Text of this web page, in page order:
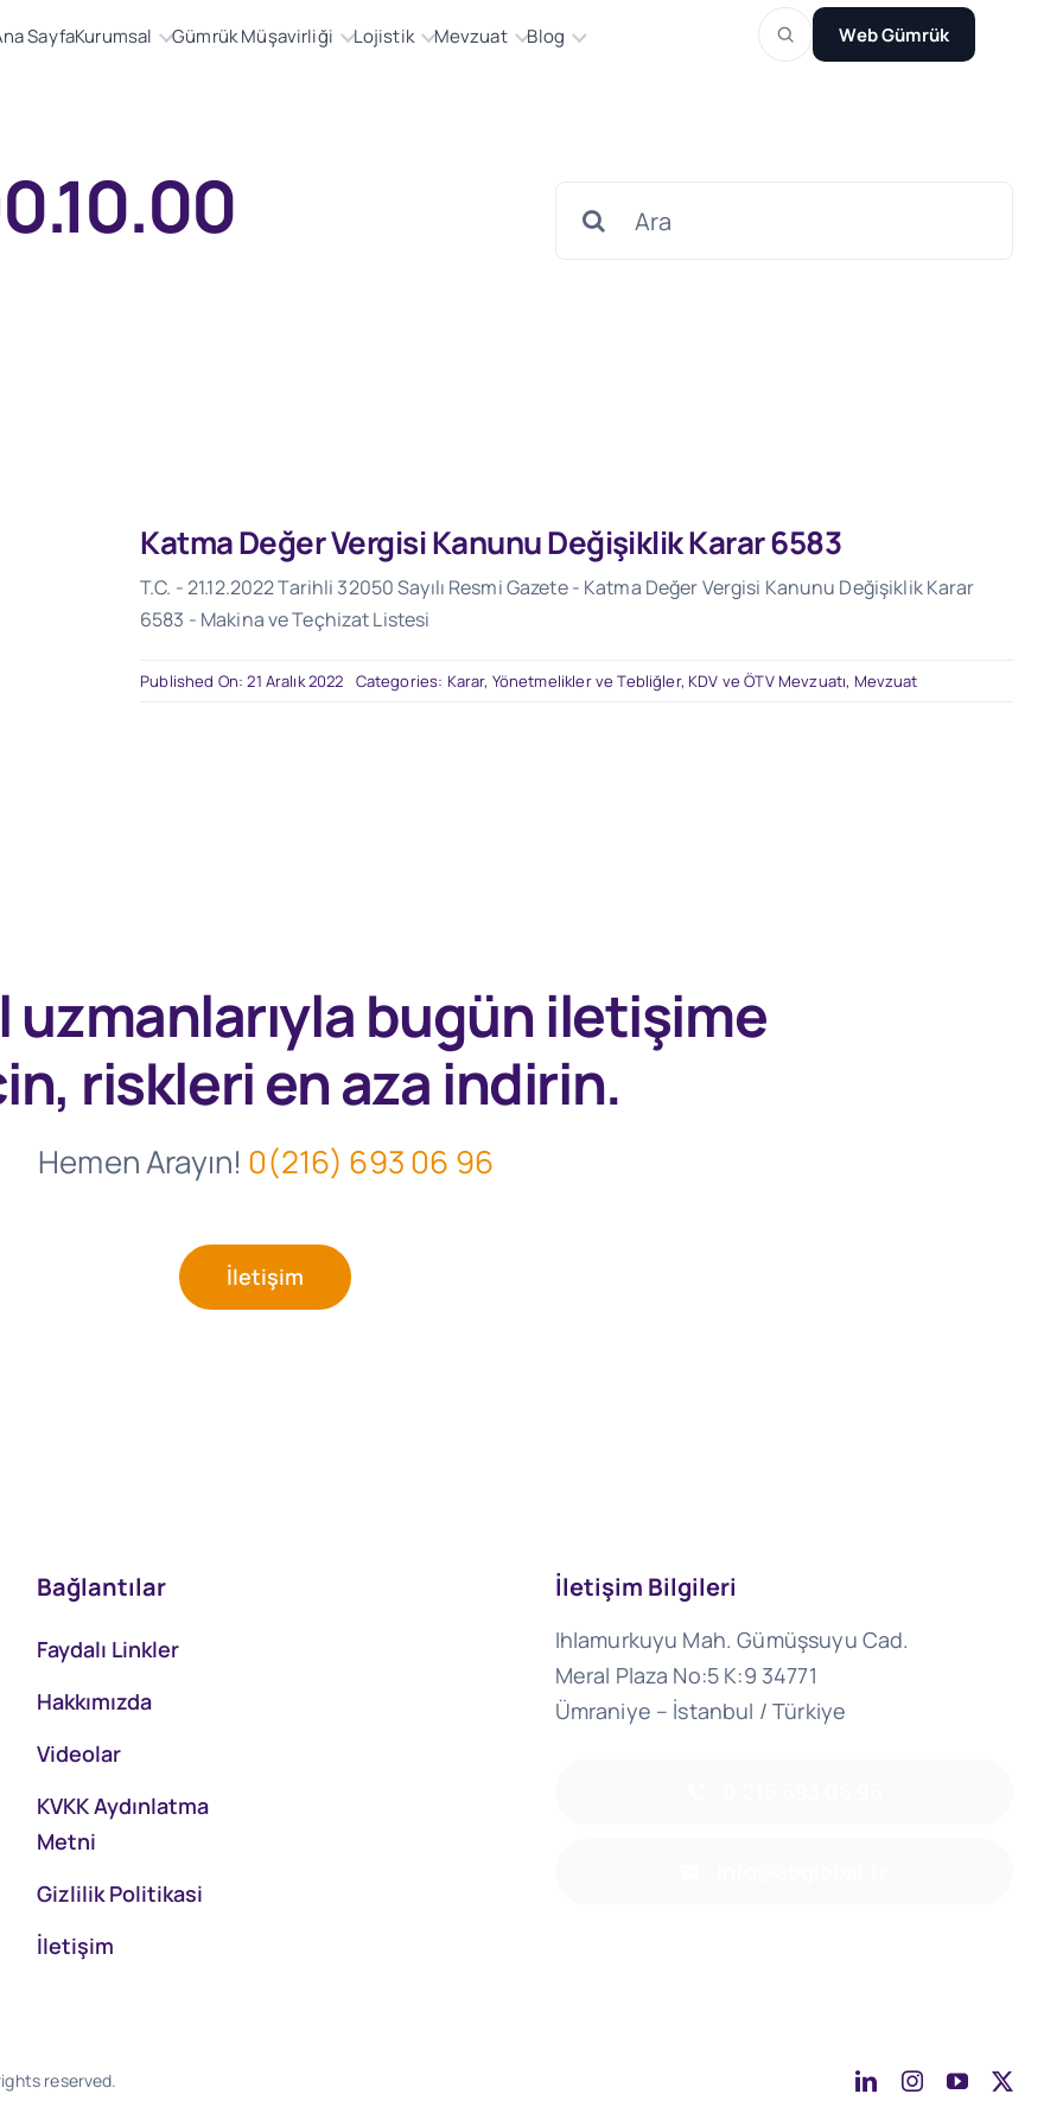
SayfaKurumsal Gümrük Müşavirliği Lojistik Mevzuat Blog Web Gümrük
Katma Değer Vergisi Kanunu Değişiklik Karar 6583
T.C. - 21.12.2022 Tarihli 32050 Sayılı Resmi Gazete - Katma Değer Vergisi Kanunu Değişiklik Karar
6583 - Makina ve Teçhizat Listesi
Published On: 21 Aralık 2022 Categories: Karar, Yönetmelikler ve Tebliğler, KDV ve ÖTV Mevzuatı, Mevzuat
uzmanlarıyla bugüniletişime
riskleri en aza indirin.
Hemen Arayın! 0(216) 693 06 96
İletişim
Bağlantılar
Faydalı Linkler
Hakkımızda
Videolar
KVKK Aydınlatma
Metni
Gizlilik Politikasi
İletişim
İletişim Bilgileri
Ihlamurkuyu Mah. Gümüşsuyu Cad.
Meral Plaza No:5 K:9 34771
Ümraniye – İstanbul / Türkiye
reserved.